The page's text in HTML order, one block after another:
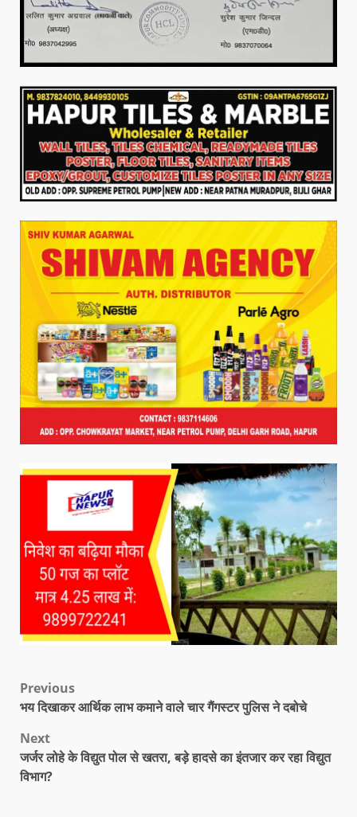
Previous
भय दिखाकर आर्थिक लाभ कमाने वाले चार गैंगस्टर पुलिस ने दबोचे
Next
जर्जर लोहे के विद्युत पोल से खतरा, बड़े हादसे का इंतजार कर रहा विद्युत
विभाग?